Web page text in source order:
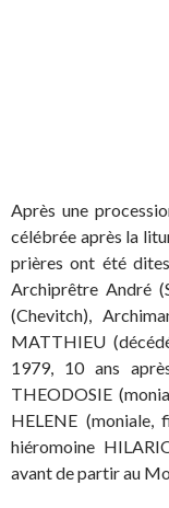
Après une
célébrée après la
prières ont été
Archiprêtre André
(Chevitch),
MATTHIEU
1979, 10 ans
THEODOSIE
HELENE (moniale,
hiéromoine
avant de partir au